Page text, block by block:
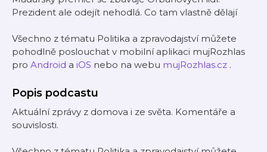
Prezident ale odejít nehodlá. Co tam vlastně dělají
Všechno z tématu Politika a zpravodajství můžete
pohodlně poslouchat v mobilní aplikaci mujRozhlas
pro Android a iOS nebo na webu mujRozhlas.cz .
Popis podcastu
Aktuální zprávy z domova i ze světa. Komentáře a
souvislosti.